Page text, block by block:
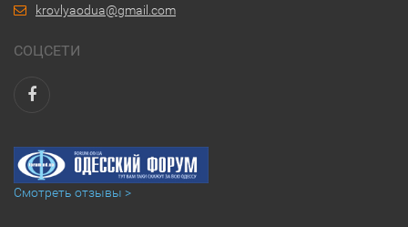
krovlyaodua@gmail.com
СОЦСЕТИ
Смотреть отзывы >